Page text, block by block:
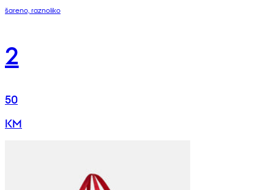
šareno, raznoliko
2
50
KM